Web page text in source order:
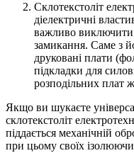
Склотекстоліт
діелектричні
важливо виключити
замикання. Саме з
друковані плати
підкладки для
розподільних плат
Якщо ви шукаєте
склотекстоліт
піддається механічній
при цьому своїх